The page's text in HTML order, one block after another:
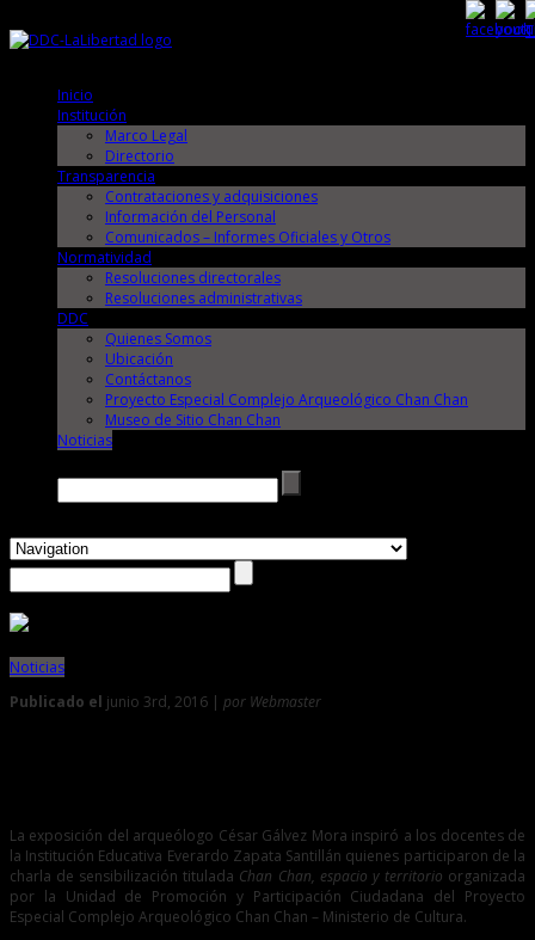
Inicio
Institución
Marco Legal
Directorio
Transparencia
Contrataciones y adquisiciones
Información del Personal
Comunicados – Informes Oficiales y Otros
Normatividad
Resoluciones directorales
Resoluciones administrativas
DDC
Quienes Somos
Ubicación
Contáctanos
Proyecto Especial Complejo Arqueológico Chan Chan
Museo de Sitio Chan Chan
Noticias
Noticias
Publicado el junio 3rd, 2016 | por Webmaster
La exposición del arqueólogo César Gálvez Mora inspiró a los docentes de
la Institución Educativa Everardo Zapata Santillán quienes participaron de la
charla de sensibilización titulada Chan Chan, espacio y territorio organizada
por la Unidad de Promoción y Participación Ciudadana del Proyecto
Especial Complejo Arqueológico Chan Chan – Ministerio de Cultura.